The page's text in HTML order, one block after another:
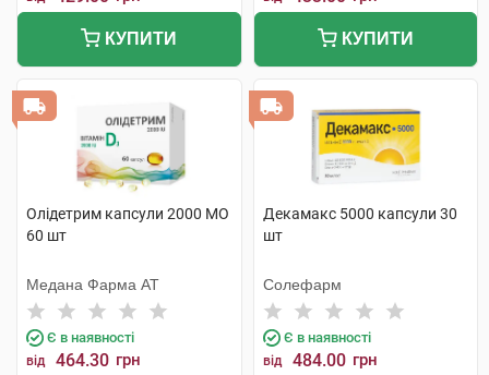
КУПИТИ КУПИТИ
Олідетрим капсули 2000 МО
60 шт
Медана Фарма АТ
Є в наявності
від 464.30 грн
Декамакс 5000 капсули 30
шт
Солефарм
Є в наявності
від 484.00 грн